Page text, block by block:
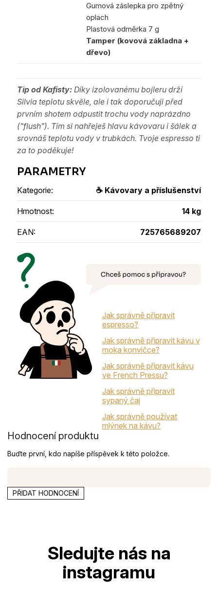
Gumová záslepka pro zpětný
oplach
Plastová odměrka 7 g
Tamper (kovová základna +
dřevo)
Tip od Kafisty: Díky izolovanému bojleru drží
Silvia teplotu skvěle, ale i tak doporučuji před
prvním shotem odpustit trochu vody naprázdno
("flush"). Tím si nahřeješ hlavu kávovaru i šálek a
srovnáš teplotu vody v trubkách. Tvoje espresso ti
za to poděkuje!
Kategorie: ☕ Kávovary a příslušenství
Hmotnost: 14 kg
EAN: 725765689207
Jak správně připravit
espresso?
Jak správně připravit kávu v
moka konvičce?
Jak správně připravit kávu
ve French Pressu?
Jak správně připravit
sypaný čaj
Jak správně používat
mlýnek na kávu?
Hodnocení produktu
Buďte první, kdo napíše příspěvek k této položce.
PŘIDAT HODNOCENÍ